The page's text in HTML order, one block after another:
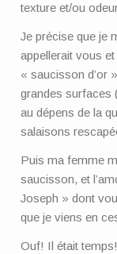
texture et/ou
Je précise que je
appellerait vous
« saucisson d’or
grandes surfaces
au dépens de la
salaisons
Puis ma femme
saucisson, et
Joseph » dont
que je viens en
Ouf! Il était